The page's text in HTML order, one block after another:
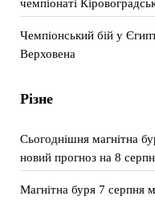
чемпіонаті
Чемпіонський бій у
Верховена
Різне
Сьогоднішня магнітна
новий прогноз на 8
Магнітна буря 7 серпня